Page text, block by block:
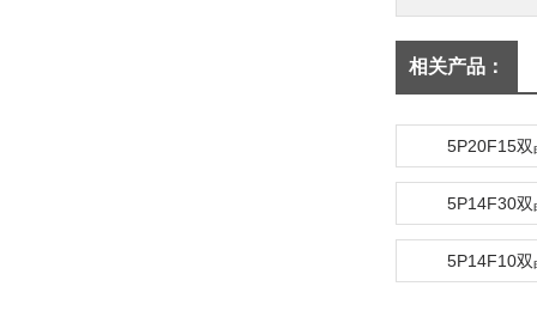
相关产品：
5P20F15
5P14F30
5P14F10